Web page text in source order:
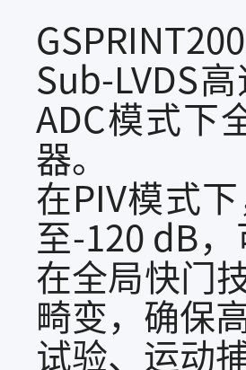
Sub-LVDS
ADC模式下
器。
在PIV模式
至-120 dB
在全局快门
畸变，确保
试验、运动